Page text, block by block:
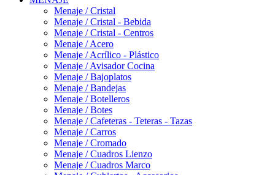
Menaje / Cristal
Menaje / Cristal - Bebida
Menaje / Cristal - Centros
Menaje / Acero
Menaje / Acrílico - Plástico
Menaje / Avisador Cocina
Menaje / Bajoplatos
Menaje / Bandejas
Menaje / Botelleros
Menaje / Botes
Menaje / Cafeteras - Teteras - Tazas
Menaje / Carros
Menaje / Cromado
Menaje / Cuadros Lienzo
Menaje / Cuadros Marco